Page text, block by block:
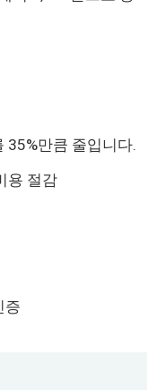
35%만큼 줄입니다.
용 절감
증